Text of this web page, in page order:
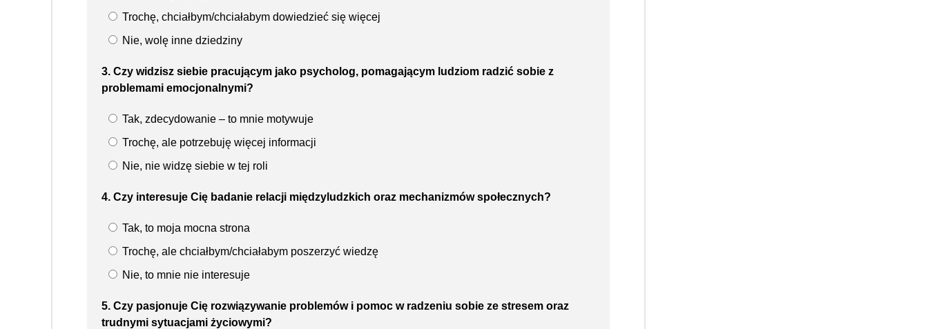
Trochę, chciałbym/chciałabym dowiedzieć się więcej
Nie, wolę inne dziedziny
3. Czy widzisz siebie pracującym jako psycholog, pomagającym ludziom radzić sobie z
problemami emocjonalnymi?
Tak, zdecydowanie – to mnie motywuje
Trochę, ale potrzebuję więcej informacji
Nie, nie widzę siebie w tej roli
4. Czy interesuje Cię badanie relacji międzyludzkich oraz mechanizmów społecznych?
Tak, to moja mocna strona
Trochę, ale chciałbym/chciałabym poszerzyć wiedzę
Nie, to mnie nie interesuje
5. Czy pasjonuje Cię rozwiązywanie problemów i pomoc w radzeniu sobie ze stresem oraz
trudnymi sytuacjami życiowymi?